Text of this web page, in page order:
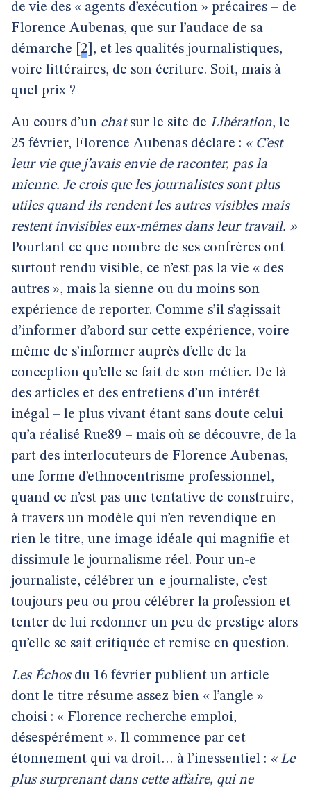
de vie des « agents d’exécution » précaires – de
Florence Aubenas, que sur l’audace de sa
démarche
2 , et les qualités journalistiques,
voire littéraires, de son écriture. Soit, mais à
quel prix ?
Au cours d’un chatsur le site de Libération, le
25 février, Florence Aubenas déclare : « C’est
leur vie que j’avais envie de raconter, pas la
mienne. Je crois que les journalistes sont plus
utiles quand ils rendent les autres visibles mais
restent invisibles eux-mêmes dans leur travail. »
Pourtant ce que nombre de ses confrères ont
surtout rendu visible, ce n’est pas la vie « des
autres », mais la sienne ou du moins son
expérience de reporter. Comme s’il s’agissait
d’informer d’abord sur cette expérience, voire
même de s’informer auprès d’elle de la
conception qu’elle se fait de son métier. De là
des articles et des entretiens d’un intérêt
inégal – le plus vivant étant sans doute celui
qu’a réalisé Rue89 – mais où se découvre, de la
part des interlocuteurs de Florence Aubenas,
une forme d’ethnocentrisme professionnel,
quand ce n’est pas une tentative de construire,
à travers un modèle qui n’en revendique en
rien le titre, une image idéale qui magnifie et
dissimule le journalisme réel. Pour un-e
journaliste, célébrer un-e journaliste, c’est
toujours peu ou prou célébrer la profession et
tenter de lui redonner un peu de prestige alors
qu’elle se sait critiquée et remise en question.
Les Échos du 16 février publient un article
dont le titre résume assez bien « l’angle »
choisi : « Florence recherche emploi,
désespérément ». Il commence par cet
étonnement qui va droit… à l’inessentiel : « Le
plus surprenant dans cette affaire, qui ne